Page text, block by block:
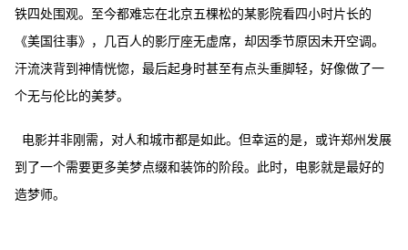
铁四处围观。至今都难忘在北京五棵松的某影院看四小时片长的
《美国往事》，几百人的影厅座无虚席，却因季节原因未开空调。
汗流浃背到神情恍惚，最后起身时甚至有点头重脚轻，好像做了一
个无与伦比的美梦。
电影并非刚需，对人和城市都是如此。但幸运的是，或许郑州发展
到了一个需要更多美梦点缀和装饰的阶段。此时，电影就是最好的
造梦师。